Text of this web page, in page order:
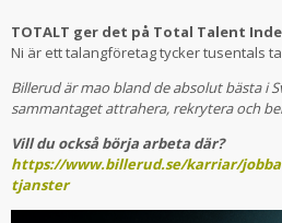
TOTALT ger det på Total Talent
Ni är ett talangföretag tycker tusentals
Billerud är mao bland de absolut bästa i
sammantaget attrahera, rekrytera och
Vill du också börja arbeta där?
https://www.billerud.se/karriar/
tjanster